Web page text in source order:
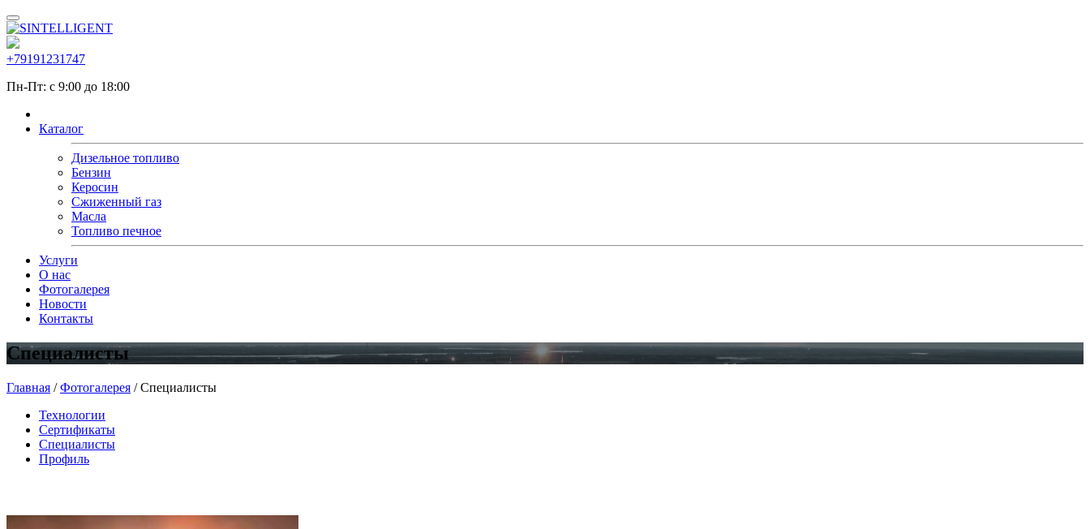
+79191231747
Пн-Пт: с 9:00 до 18:00
Каталог
Дизельное топливо
Бензин
Керосин
Сжиженный газ
Масла
Топливо печное
Услуги
О нас
Фотогалерея
Новости
Контакты
Специалисты
Главная /Фотогалерея /Специалисты
Технологии
Сертификаты
Специалисты
Профиль